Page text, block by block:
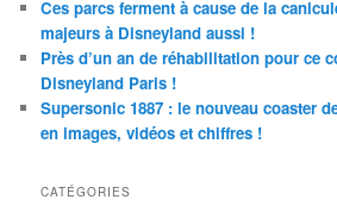
Ces parcs ferment à cause de la
majeurs à Disneyland aussi !
Près d’un an de réhabilitation pour ce
Disneyland Paris !
Supersonic 1887 : le nouveau coaster
en images, vidéos et chiffres !
CATÉGORIES